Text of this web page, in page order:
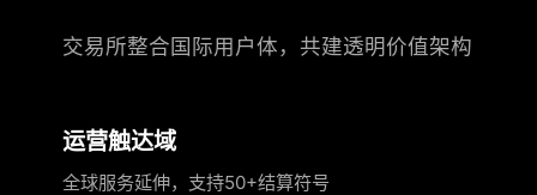
交易所整合国际用户体，共建透明价值架构
运营触达域
全球服务延伸，支持50+结算符号